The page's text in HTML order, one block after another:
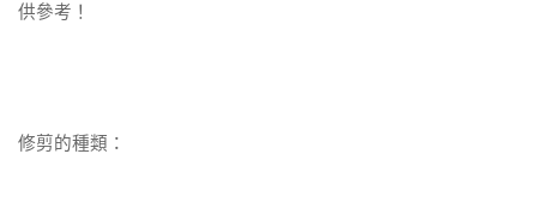
供參考！
修剪的種類：